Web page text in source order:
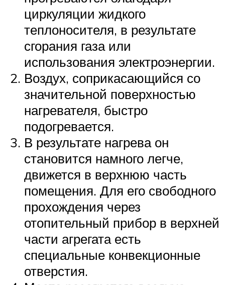
циркуляции жидкого
теплоносителя, в результате
сгорания газа или
использования электроэнергии.
Воздух, соприкасающийся со
значительной поверхностью
нагревателя, быстро
подогревается.
В результате нагрева он
становится намного легче,
движется в верхнюю часть
помещения. Для его свободного
прохождения через
отопительный прибор в верхней
части агрегата есть
специальные конвекционные
отверстия.